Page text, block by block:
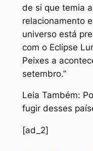
de si que temia
relacionamento
universo está
com o Eclipse
Peixes a
setembro.”
Leia Também:
fugir desses
[ad_2]